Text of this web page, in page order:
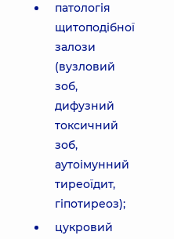
патологія
щитоподібної
залози
(вузловий
зоб,
дифузний
токсичний
зоб,
аутоімунний
тиреоїдит,
гіпотиреоз);
цукровий